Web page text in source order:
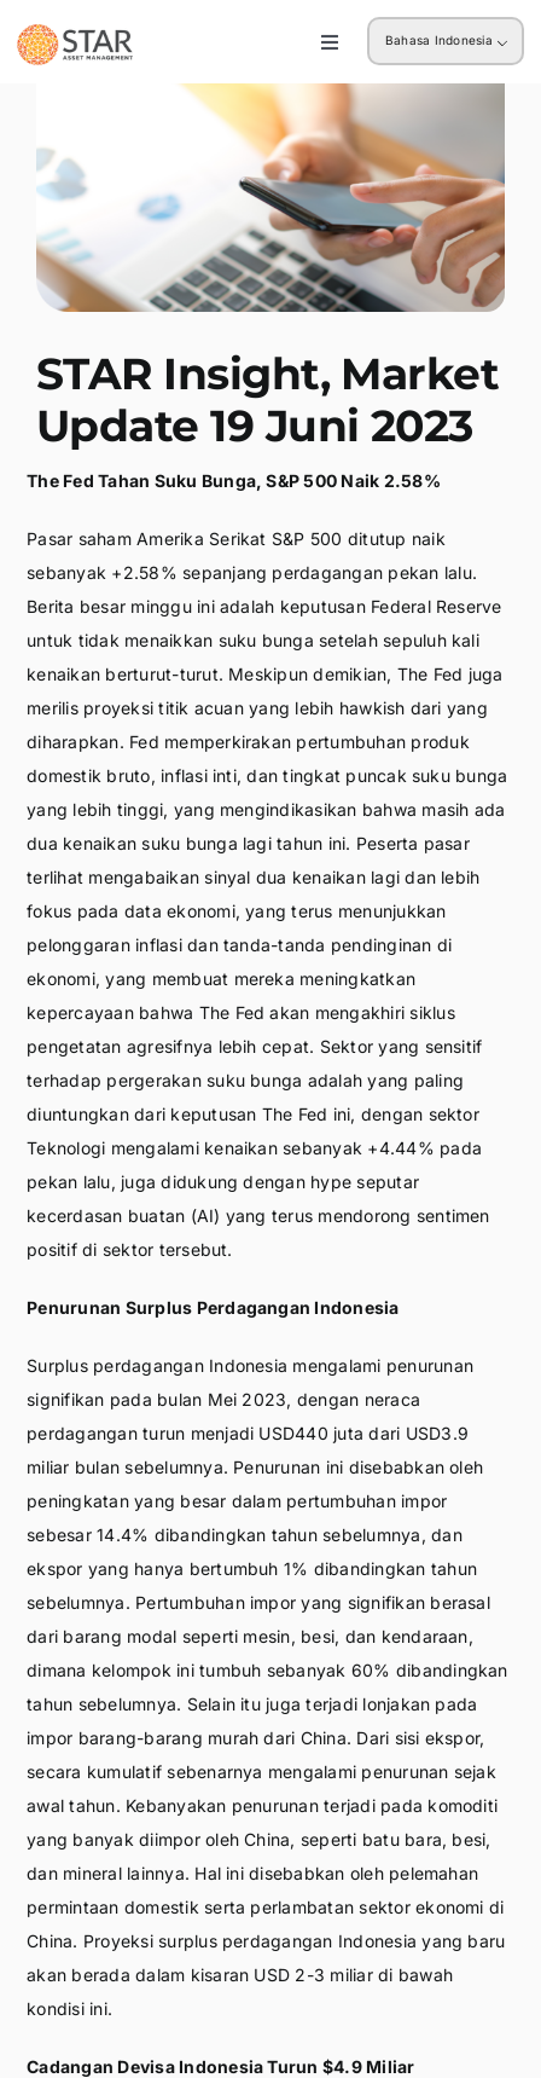
to
Toggle
Institusi
Bahasa Indonesia
STAR Insight, Market
Update 19 Juni 2023
The Fed Tahan Suku Bunga, S&P 500 Naik 2.58%
Pasar saham Amerika Serikat S&P 500 ditutup naik
sebanyak +2.58% sepanjang perdagangan pekan lalu.
Berita besar minggu ini adalah keputusan Federal Reserve
untuk tidak menaikkan suku bunga setelah sepuluh kali
kenaikan berturut-turut. Meskipun demikian, The Fed juga
merilis proyeksi titik acuan yang lebih hawkish dari yang
diharapkan. Fed memperkirakan pertumbuhan produk
domestik bruto, inflasi inti, dan tingkat puncak suku bunga
yang lebih tinggi, yang mengindikasikan bahwa masih ada
dua kenaikan suku bunga lagi tahun ini. Peserta pasar
terlihat mengabaikan sinyal dua kenaikan lagi dan lebih
fokus pada data ekonomi, yang terus menunjukkan
pelonggaran inflasi dan tanda-tanda pendinginan di
ekonomi, yang membuat mereka meningkatkan
kepercayaan bahwa The Fed akan mengakhiri siklus
pengetatan agresifnya lebih cepat. Sektor yang sensitif
terhadap pergerakan suku bunga adalah yang paling
diuntungkan dari keputusan The Fed ini, dengan sektor
Teknologi mengalami kenaikan sebanyak +4.44% pada
pekan lalu, juga didukung dengan hype seputar
kecerdasan buatan (AI) yang terus mendorong sentimen
positif di sektor tersebut.
Penurunan Surplus Perdagangan Indonesia
Surplus perdagangan Indonesia mengalami penurunan
signifikan pada bulan Mei 2023, dengan neraca
perdagangan turun menjadi USD440 juta dari USD3.9
miliar bulan sebelumnya. Penurunan ini disebabkan oleh
peningkatan yang besar dalam pertumbuhan impor
sebesar 14.4% dibandingkan tahun sebelumnya, dan
ekspor yang hanya bertumbuh 1% dibandingkan tahun
sebelumnya. Pertumbuhan impor yang signifikan berasal
dari barang modal seperti mesin, besi, dan kendaraan,
dimana kelompok ini tumbuh sebanyak 60% dibandingkan
tahun sebelumnya. Selain itu juga terjadi lonjakan pada
impor barang-barang murah dari China. Dari sisi ekspor,
secara kumulatif sebenarnya mengalami penurunan sejak
awal tahun. Kebanyakan penurunan terjadi pada komoditi
yang banyak diimpor oleh China, seperti batu bara, besi,
dan mineral lainnya. Hal ini disebabkan oleh pelemahan
permintaan domestik serta perlambatan sektor ekonomi di
China. Proyeksi surplus perdagangan Indonesia yang baru
akan berada dalam kisaran USD 2-3 miliar di bawah
kondisi ini.
Cadangan Devisa Indonesia Turun $4.9 Miliar